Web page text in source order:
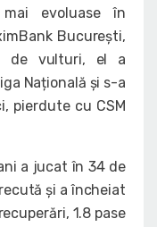
evoluase în
București,
de vulturi, el a
Națională și s-a
pierdute cu CSM
a jucat în 34 de
și a încheiat
1.8 pase